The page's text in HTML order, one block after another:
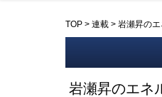
TOP > 連載 > 岩瀬昇の
岩瀬昇のエネ